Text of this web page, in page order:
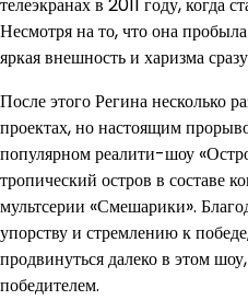
телеэкранах в 2011 году, когда
Несмотря на то, что она
яркая внешность и харизма
После этого Регина несколько
проектах, но настоящим
популярном реалити-шоу
тропический остров в составе
мультсерии «Смешарики».
упорству и стремлению к
продвинуться далеко в этом
победителем.